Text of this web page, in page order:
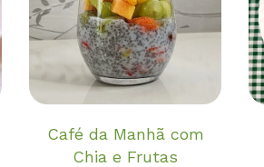
Café da Manhã com
Chia e Frutas